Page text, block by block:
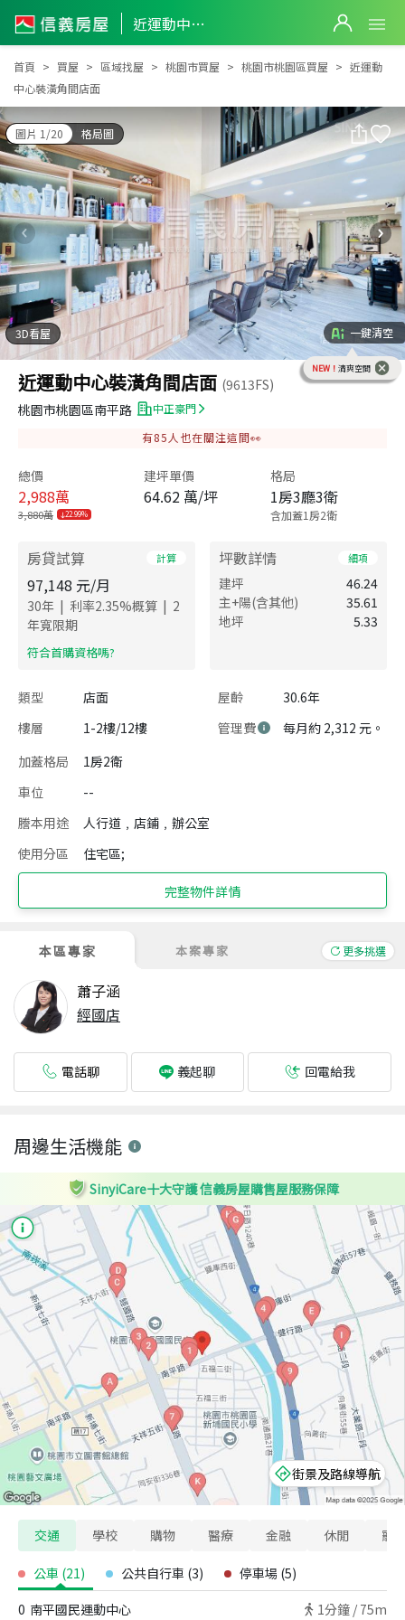
近運動中心裝潢角間店面
近運動中心裝潢角間店面
首頁 買屋 區域找屋 桃園市買屋 桃園市桃園區買屋
近運動
中心裝潢角間店面
圖片 1/20 格局圖
3D看屋 一鍵清空
NEW！ 清爽空間
近運動中心裝潢角間店面 (9613FS)
桃園市桃園區南平路
中正豪門
有85 人也在關注這間👀
總價
2,988萬
3,880萬 22.99%
建坪單價
64.62 萬/坪
格局
1房3廳3衛
含加蓋1房2衛
房貸試算 計算
97,148 元/月
30年 | 利率2.35%概算 | 2
年寬限期
​符合首購資格嗎?
坪數詳情 細項
建坪
46.24
主+陽(含其他)
35.61
地坪
5.33
類型 店面 屋齡
30.6年
樓層
1-2樓/12樓 管理費
每月約 2,312 元。
加蓋格局
1房2衛
車位
--
謄本用途
人行道﹐店鋪﹐辦公室
使用分區
住宅區;
完整物件詳情
本區專家 本案專家 更多挑選
蕭子涵
經國店
電話聊 義起聊 回電給我
周邊生活機能
SinyiCare十大守護 信義房屋購售屋服務保障
街景及路線導航
交通 學校 購物 醫療 金融 休閒 寵
公車 (21) 公共自行車 (3) 停車場 (5)
0 南平國民運動中心 1分鐘 / 75m